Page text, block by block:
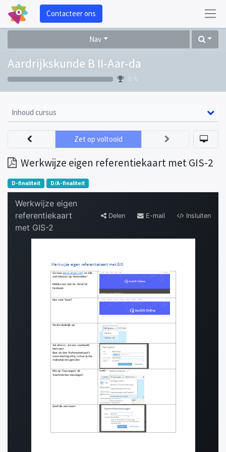
Contacteer ons
Nav
Aardrijkskunde B II-Aar-da
0 %
Inhoud cursus
Werkwijze eigen referentiekaart met GIS-2
Zet op voltooid
D-finaliteit D/A-finaliteit